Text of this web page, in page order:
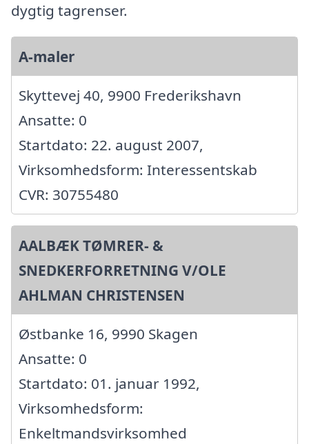
dygtig tagrenser.
A-maler
Skyttevej 40, 9900 Frederikshavn
Ansatte: 0
Startdato: 22. august 2007,
Virksomhedsform: Interessentskab
CVR: 30755480
AALBÆK TØMRER- &
SNEDKERFORRETNING V/OLE
AHLMAN CHRISTENSEN
Østbanke 16, 9990 Skagen
Ansatte: 0
Startdato: 01. januar 1992,
Virksomhedsform:
Enkeltmandsvirksomhed